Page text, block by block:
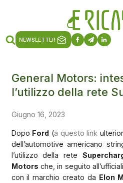
NEWSLETTER
General Motors:
l’utilizzo della rete
Giugno 16, 2023
Dopo Ford (a questo link
dell’automotive americano
l’utilizzo della rete
Motors che, in seguito
con il marchio creato da Elon